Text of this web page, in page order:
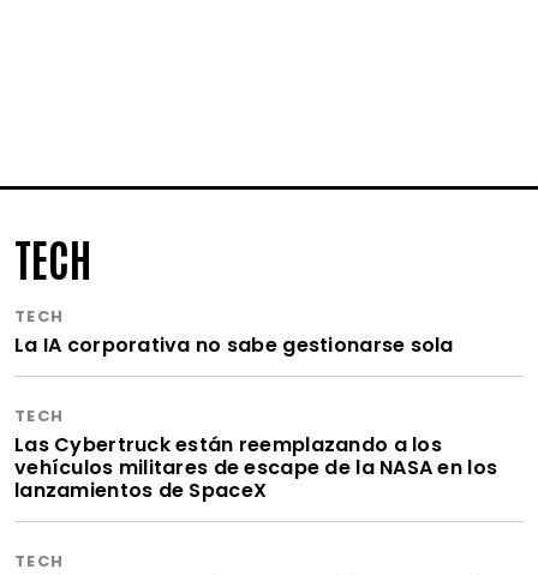
TECH
TECH
La IA corporativa no sabe gestionarse sola
TECH
Las Cybertruck están reemplazando a los
vehículos militares de escape de la NASA en los
lanzamientos de SpaceX
TECH